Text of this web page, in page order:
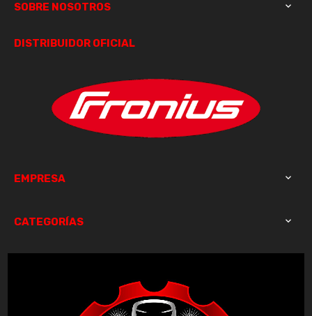
SOBRE NOSOTROS 
DISTRIBUIDOR OFICIAL
EMPRESA 
CATEGORÍAS 